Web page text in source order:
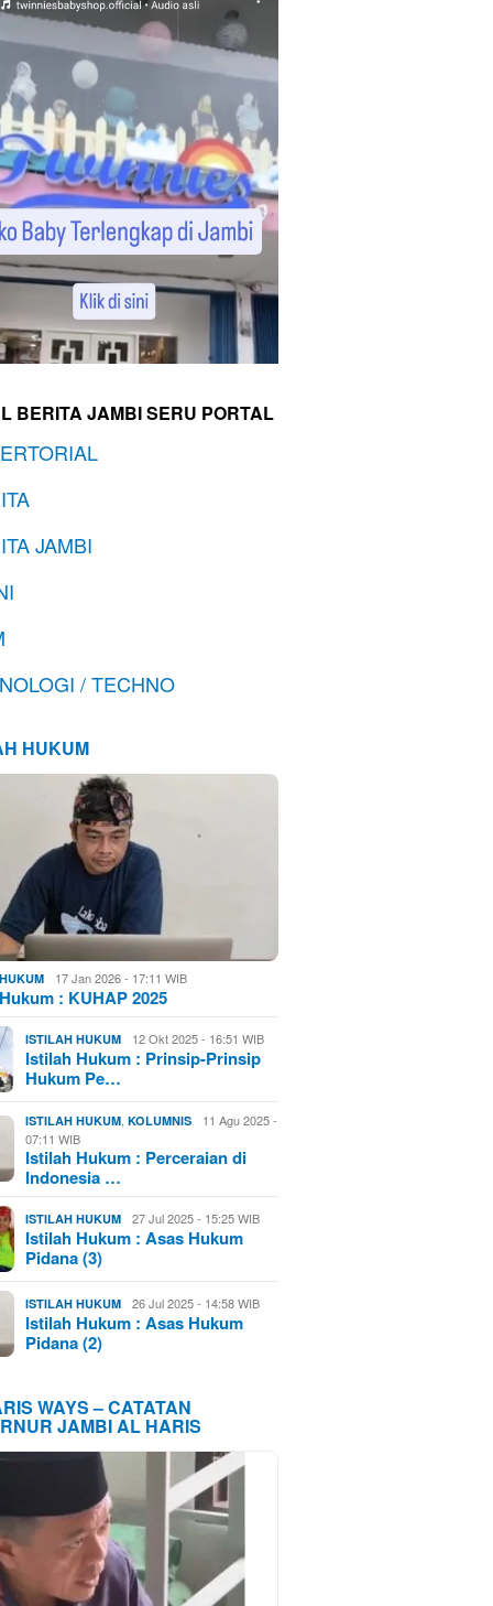
BERITA JAMBI SERU PORTAL
JAMBI
/ TECHNO
HUKUM
17 Jan 2026 - 17:11 WIB
: KUHAP 2025
ISTILAH HUKUM 12 Okt 2025 - 16:51 WIB
Istilah Hukum : Prinsip-Prinsip
Hukum Pe…
ISTILAH HUKUM ,KOLUMNIS
11 Agu 2025 -
07:11 WIB
Istilah Hukum : Perceraian di
Indonesia …
ISTILAH HUKUM 27 Jul 2025 - 15:25 WIB
Istilah Hukum : Asas Hukum
Pidana (3)
ISTILAH HUKUM 26 Jul 2025 - 14:58 WIB
Istilah Hukum : Asas Hukum
Pidana (2)
WAYS – CATATAN
JAMBI AL HARIS